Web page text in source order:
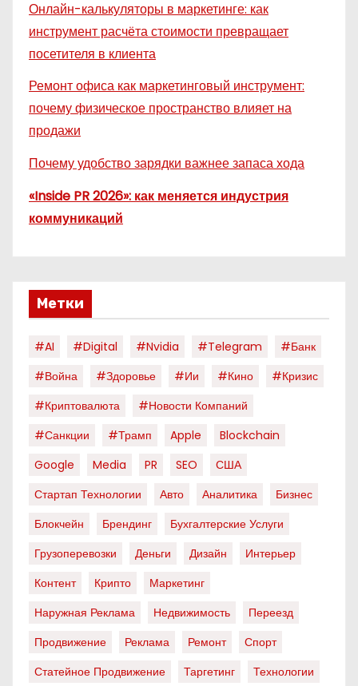
Онлайн-калькуляторы в маркетинге: как
инструмент расчёта стоимости превращает
посетителя в клиента
Ремонт офиса как маркетинговый инструмент:
почему физическое пространство влияет на
продажи
Почему удобство зарядки важнее запаса хода
«Inside PR 2026»: как меняется индустрия
коммуникаций
Метки
#AI #digital #nvidia #telegram
#банк
#война
#здоровье #ии #кино
#кризис
#криптовалюта
#новости Компаний
#санкции
#трамп Apple
Blockchain
Google
Media PR SEO
США
Стартап Технологии
Авто Аналитика
Бизнес
Блокчейн
Брендинг
Бухгалтерские Услуги
Грузоперевозки
Деньги Дизайн
Интерьер
Контент
Крипто
Маркетинг
Наружная Реклама
Недвижимость
Переезд
Продвижение
Реклама Ремонт
Спорт
Статейное Продвижение
Таргетинг Технологии